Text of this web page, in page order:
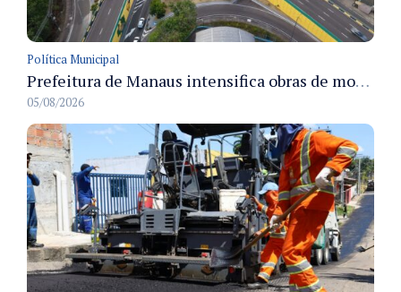
Política Municipal
Prefeitura de Manaus intensifica obras de modernização no viaduto Miguel Arraes para ampliar segurança e acessibilidade na região
05/08/2026